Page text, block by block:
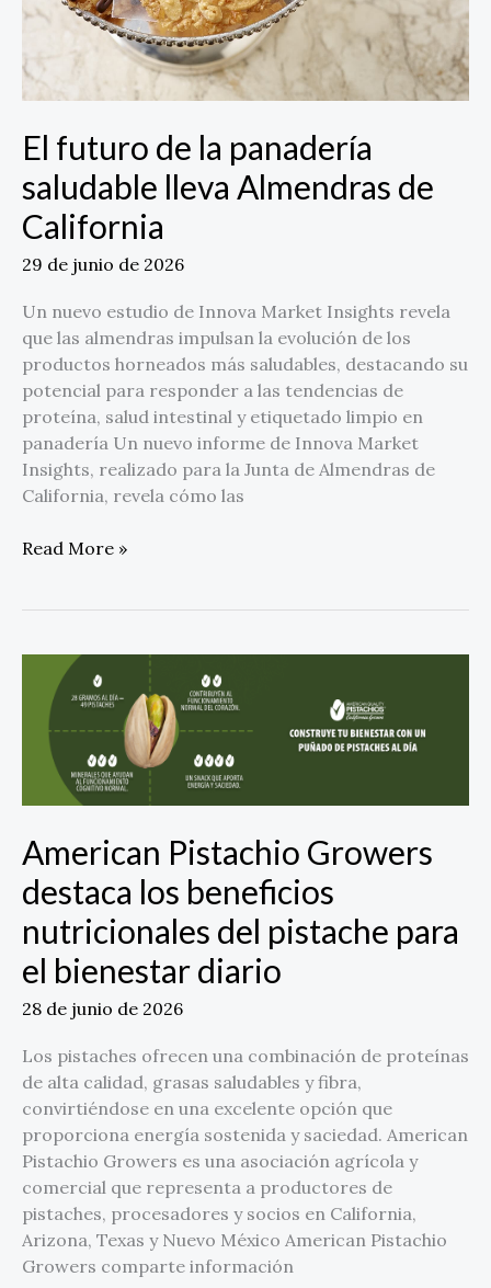
El futuro de la panadería
saludable lleva Almendras de
California
29 de junio de 2026
Un nuevo estudio de Innova Market Insights revela
que las almendras impulsan la evolución de los
productos horneados más saludables, destacando su
potencial para responder a las tendencias de
proteína, salud intestinal y etiquetado limpio en
panadería Un nuevo informe de Innova Market
Insights, realizado para la Junta de Almendras de
California, revela cómo las
California
Read More »
American Pistachio Growers
destaca los beneficios
nutricionales del pistache para
el bienestar diario
28 de junio de 2026
Los pistaches ofrecen una combinación de proteínas
de alta calidad, grasas saludables y fibra,
convirtiéndose en una excelente opción que
proporciona energía sostenida y saciedad. American
Pistachio Growers es una asociación agrícola y
comercial que representa a productores de
pistaches, procesadores y socios en California,
Arizona, Texas y Nuevo México American Pistachio
Growers comparte información
American
Pistachio
Growers
destaca
beneficios
del
pistache
para
el
bienestar
diario